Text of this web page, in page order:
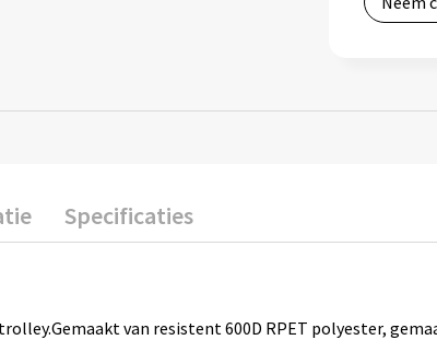
Specificaties
van resistent 600D RPET polyester,